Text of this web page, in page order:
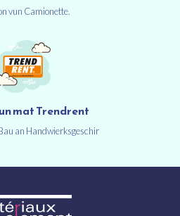
vun Camionette.
mat Trendrent
an Handwierksgeschir